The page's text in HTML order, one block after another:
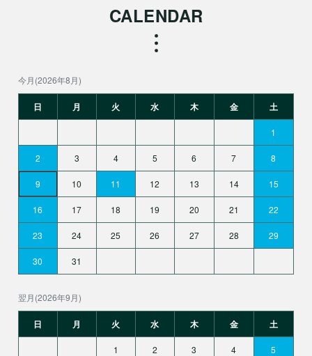
CALENDAR
今月(2026年8月)
日 月 火 水 木 金 土
1
2 3 4 5 6 7 8
9 10 11 12 13 14 15
16 17 18 19 20 21 22
23 24 25 26 27 28 29
30 31
翌月(2026年9月)
日 月 火 水 木 金 土
1 2 3 4 5